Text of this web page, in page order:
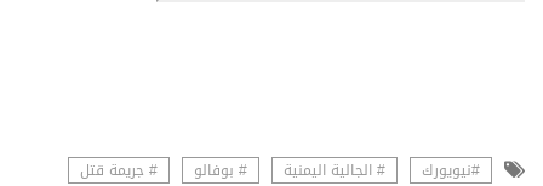
#نيويورك # الجالية اليمنية # بوفالو
# جريمة قتل